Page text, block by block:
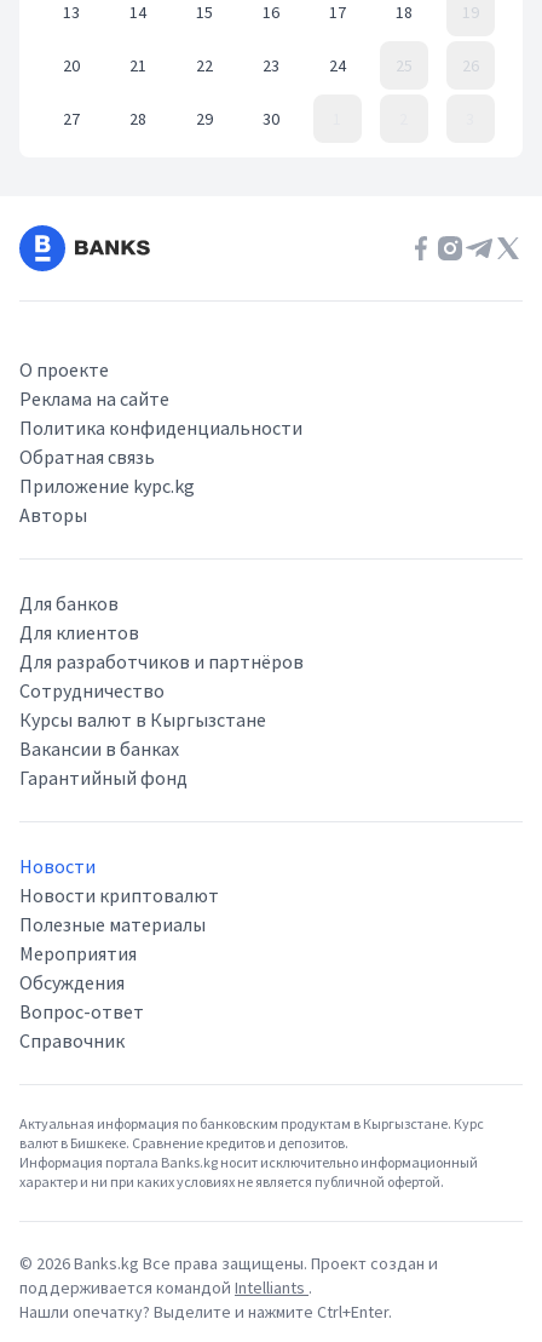
13 14 15 16 17 18 19
20 21 22 23 24 25 26
27 28 29 30
О проекте
Реклама на сайте
Политика конфиденциальности
Обратная связь
Приложение kypc.kg
Авторы
Для банков
Для клиентов
Для разработчиков и партнёров
Сотрудничество
Курсы валют в Кыргызстане
Вакансии в банках
Гарантийный фонд
Новости
Новости криптовалют
Полезные материалы
Мероприятия
Обсуждения
Вопрос-ответ
Справочник
Актуальная информация по банковским продуктам в Кыргызстане. Курс
валют в Бишкеке. Сравнение кредитов и депозитов.
Информация портала Banks.kg носит исключительно информационный
характер и ни при каких условиях не является публичной офертой.
© 2026Banks.kg Все права защищены. Проект создан и
поддерживается командой Intelliants .
Нашли опечатку? Выделите и нажмите Ctrl+Enter.